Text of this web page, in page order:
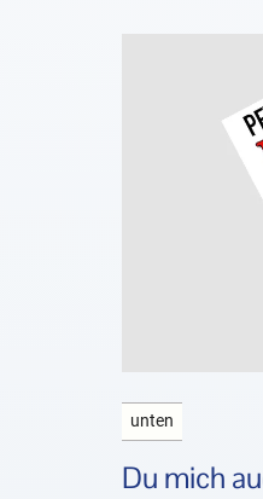
unten
Du mich